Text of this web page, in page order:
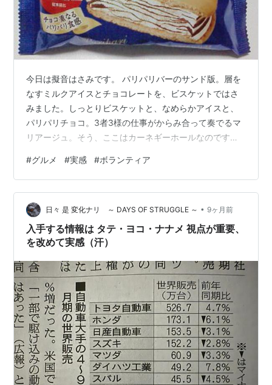
今日は擬音はさみです。 パリパリバーのサンド版。層を
なすミルクアイスとチョコレートを、ビスケットではさ
みました。しっとりビスケットと、なめらかアイスと、
パリパリチョコ。3者3様の仕事がからみ合って奏でるマ
リアージュ。そう、ここはカーネギーホールなのです。
明。意味がわからない話をしましょう。「なんの意味が
あんの」って話。 国民栄誉賞とか、ノーベル賞とか、大
きな賞を受賞した人が記者会見することがありますよ
ね。んでその際の、お決まりの質問のひとつに、「受賞
した実感はありますか」ってのがあるじゃないですか。
記者の質問じゃなくて、受賞者がみずから口に…
#グルメ #実感 #ボランティア
日々 是 変化ナリ ～ DAYS OF STRUGGLE ～ • 9ヶ月前
入手する情報は タテ・ヨコ・ナナメ 視点が重要、
を改めて実感（汗）